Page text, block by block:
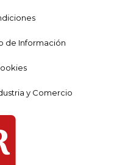
de Información
y Comercio